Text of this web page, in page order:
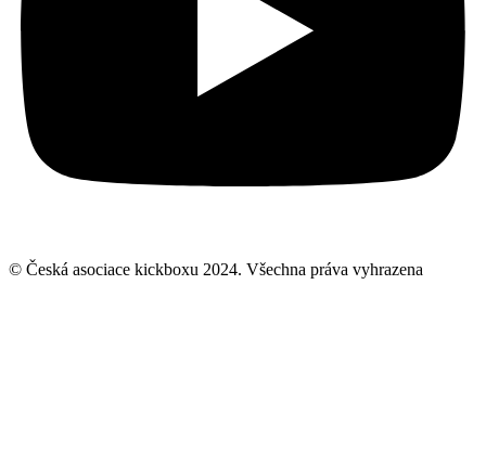
© Česká asociace kickboxu 2024. Všechna práva vyhrazena